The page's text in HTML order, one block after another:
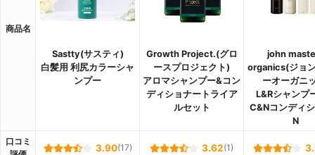
商品名
Sastty(サスティ)
白髪用 利尻カラーシャ
ンプー
Growth Project.(グロ
ースプロジェクト)
アロマシャンプー&コン
ディショナートライア
ルセット
john
organics(ジョ
ーオーガニ
L&Rシャンプ
C&Nコンディ
N
口コミ
3.90(17) 3.62(1)